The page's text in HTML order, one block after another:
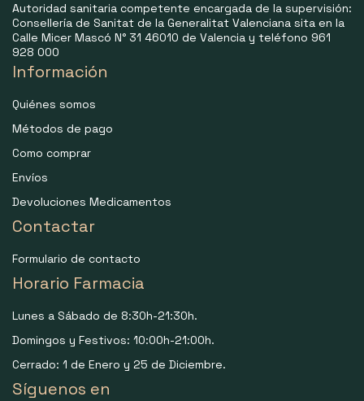
Autoridad sanitaria competente encargada de la supervisión:
Consellería de Sanitat de la Generalitat Valenciana sita en la
Calle Micer Mascó N° 31 46010 de Valencia y teléfono 961
928 000
Información
Quiénes somos
Métodos de pago
Como comprar
Envíos
Devoluciones Medicamentos
Contactar
Formulario de contacto
Horario Farmacia
Lunes a Sábado de 8:30h-21:30h.
Domingos y Festivos: 10:00h-21:00h.
Cerrado: 1 de Enero y 25 de Diciembre.
Síguenos en